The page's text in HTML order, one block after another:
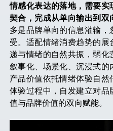
情感化表达的落地，需要
契合，完成从单向输出到双
多是品牌单向的信息灌输
受。适配情绪消费趋势的
递与情绪的自然共振，弱化
叙事化、场景化、沉浸式的
产品价值依托情绪体验自
体验过程中，自发建立对品
值与品牌价值的双向赋能。